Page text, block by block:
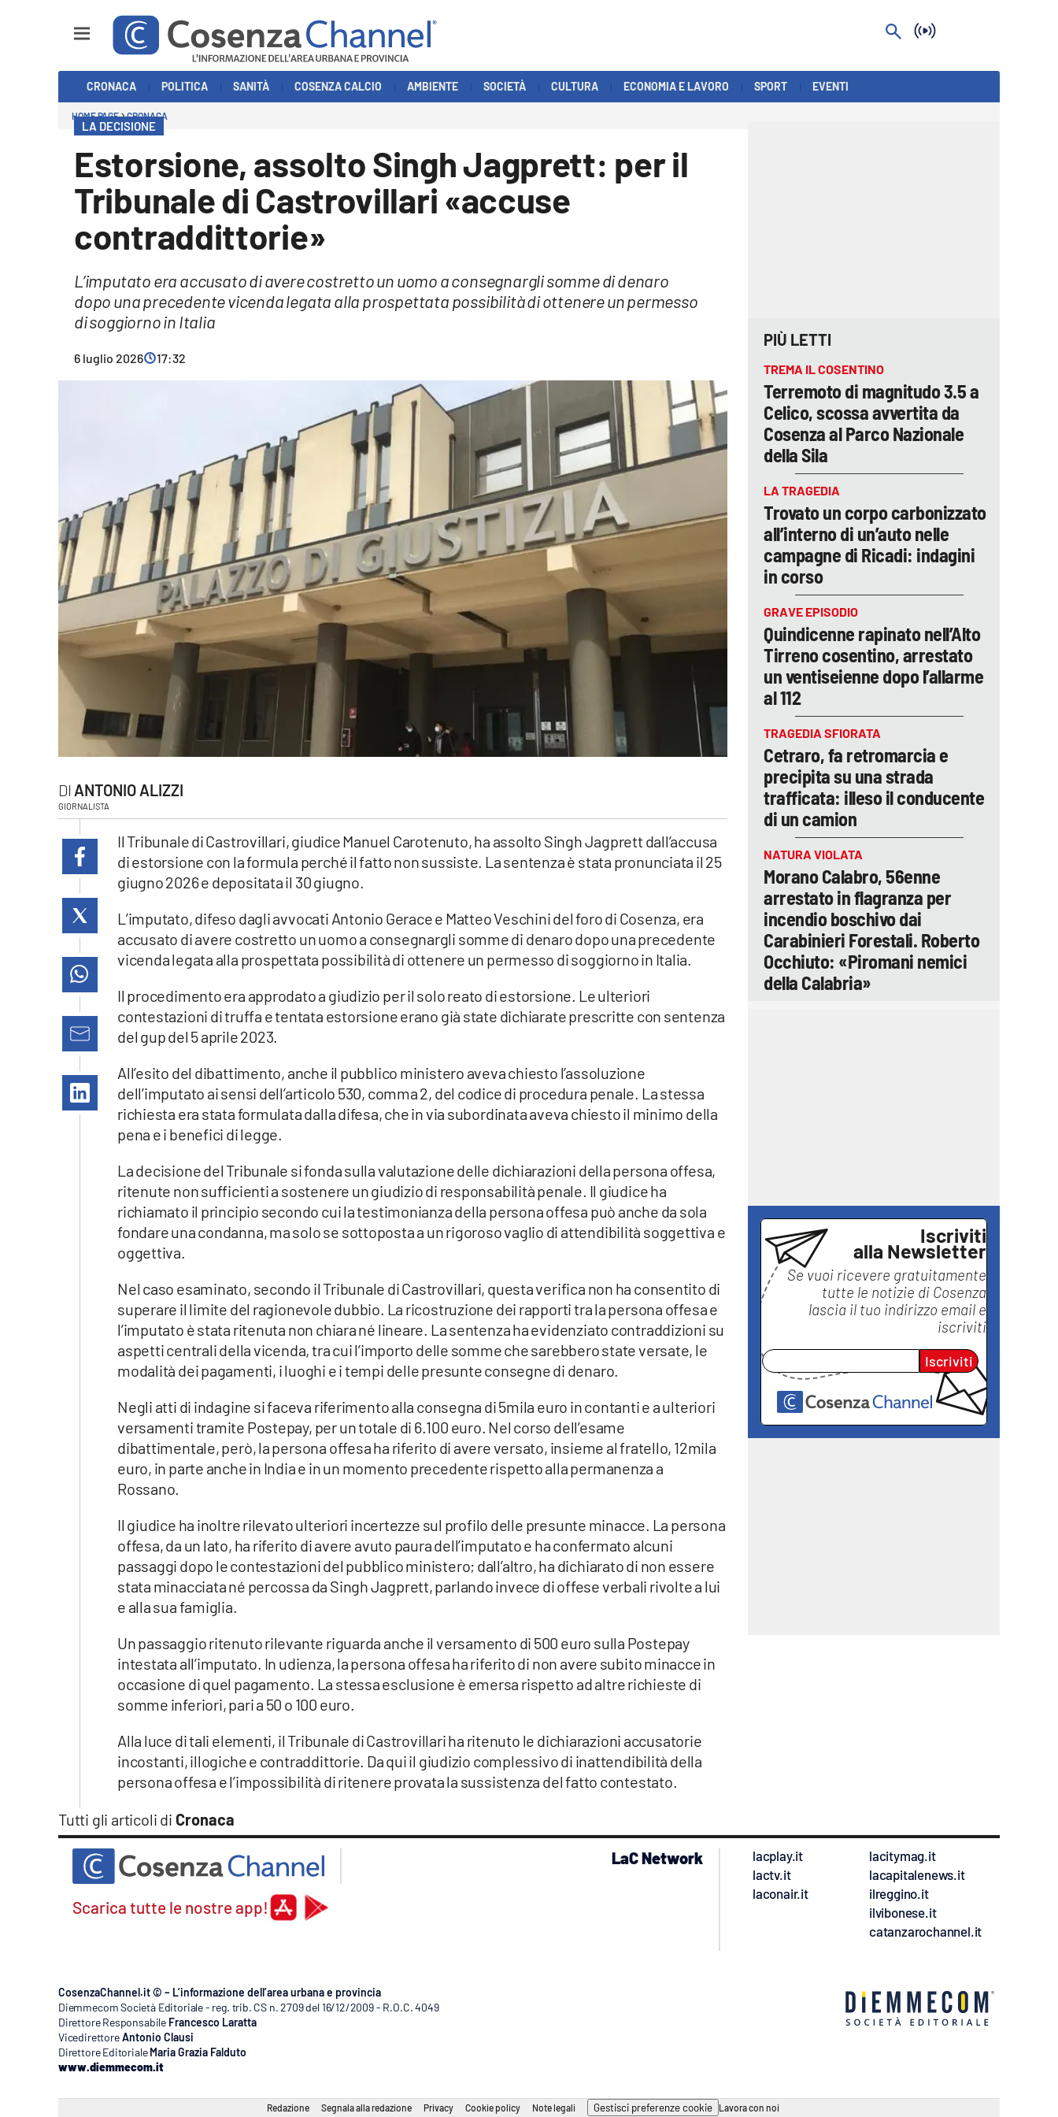
Economia e Lavoro
Lac Network
cosenzachannel.it
ilvibonese.it
catanzarochannel.it
lacapitalenews.it
CRONACA POLITICA SANITÀ COSENZA CALCIO AMBIENTE SOCIETÀ CULTURA ECONOMIA E LAVORO SPORT EVENTI
HOME PAGE CRONACA
LA DECISIONE
Estorsione, assolto Singh Jagprett: per il
Tribunale di Castrovillari «accuse
contraddittorie»
L’imputato era accusato di avere costretto un uomo a consegnargli somme di denaro
dopo una precedente vicenda legata alla prospettata possibilità di ottenere un permesso
di soggiorno in Italia
6 luglio 2026 17:32
ANTONIO ALIZZI
GIORNALISTA
Tutti gli articoli di Cronaca
Il Tribunale di Castrovillari, giudice Manuel Carotenuto, ha assolto Singh Jagprett dall’accusa
di estorsione con la formula perché il fatto non sussiste. La sentenza è stata pronunciata il 25
giugno 2026 e depositata il 30 giugno.
L’imputato, difeso dagli avvocati Antonio Gerace e Matteo Veschini del foro di Cosenza, era
accusato di avere costretto un uomo a consegnargli somme di denaro dopo una precedente
vicenda legata alla prospettata possibilità di ottenere un permesso di soggiorno in Italia.
Il procedimento era approdato a giudizio per il solo reato di estorsione. Le ulteriori
contestazioni di truffa e tentata estorsione erano già state dichiarate prescritte con sentenza
del gup del 5 aprile 2023.
All’esito del dibattimento, anche il pubblico ministero aveva chiesto l’assoluzione
dell’imputato ai sensi dell’articolo 530, comma 2, del codice di procedura penale. La stessa
richiesta era stata formulata dalla difesa, che in via subordinata aveva chiesto il minimo della
pena e i benefici di legge.
La decisione del Tribunale si fonda sulla valutazione delle dichiarazioni della persona offesa,
ritenute non sufficienti a sostenere un giudizio di responsabilità penale. Il giudice ha
richiamato il principio secondo cui la testimonianza della persona offesa può anche da sola
fondare una condanna, ma solo se sottoposta a un rigoroso vaglio di attendibilità soggettiva e
oggettiva.
Nel caso esaminato, secondo il Tribunale di Castrovillari, questa verifica non ha consentito di
superare il limite del ragionevole dubbio. La ricostruzione dei rapporti tra la persona offesa e
l’imputato è stata ritenuta non chiara né lineare. La sentenza ha evidenziato contraddizioni su
aspetti centrali della vicenda, tra cui l’importo delle somme che sarebbero state versate, le
modalità dei pagamenti, i luoghi e i tempi delle presunte consegne di denaro.
Negli atti di indagine si faceva riferimento alla consegna di 5mila euro in contanti e a ulteriori
versamenti tramite Postepay, per un totale di 6.100 euro. Nel corso dell’esame
dibattimentale, però, la persona offesa ha riferito di avere versato, insieme al fratello, 12mila
euro, in parte anche in India e in un momento precedente rispetto alla permanenza a
Rossano.
Il giudice ha inoltre rilevato ulteriori incertezze sul profilo delle presunte minacce. La persona
offesa, da un lato, ha riferito di avere avuto paura dell’imputato e ha confermato alcuni
passaggi dopo le contestazioni del pubblico ministero; dall’altro, ha dichiarato di non essere
stata minacciata né percossa da Singh Jagprett, parlando invece di offese verbali rivolte a lui
e alla sua famiglia.
Un passaggio ritenuto rilevante riguarda anche il versamento di 500 euro sulla Postepay
intestata all’imputato. In udienza, la persona offesa ha riferito di non avere subito minacce in
occasione di quel pagamento. La stessa esclusione è emersa rispetto ad altre richieste di
somme inferiori, pari a 50 o 100 euro.
Alla luce di tali elementi, il Tribunale di Castrovillari ha ritenuto le dichiarazioni accusatorie
incostanti, illogiche e contraddittorie. Da qui il giudizio complessivo di inattendibilità della
persona offesa e l’impossibilità di ritenere provata la sussistenza del fatto contestato.
PIÙ LETTI
TREMA IL COSENTINO
Terremoto di magnitudo 3.5 a
Celico, scossa avvertita da
Cosenza al Parco Nazionale
della Sila
LA TRAGEDIA
Trovato un corpo carbonizzato
all’interno di un’auto nelle
campagne di Ricadi: indagini
in corso
GRAVE EPISODIO
Quindicenne rapinato nell’Alto
Tirreno cosentino, arrestato
un ventiseienne dopo l’allarme
al 112
TRAGEDIA SFIORATA
Cetraro, fa retromarcia e
precipita su una strada
trafficata: illeso il conducente
di un camion
NATURA VIOLATA
Morano Calabro, 56enne
arrestato in flagranza per
incendio boschivo dai
Carabinieri Forestali. Roberto
Occhiuto: «Piromani nemici
della Calabria»
Iscriviti
alla Newsletter
Se vuoi ricevere gratuitamente
tutte le notizie di Cosenza
lascia il tuo indirizzo email e
iscriviti
Iscriviti
Scarica tutte le nostre app!
LaC Network
lacplay.it
lactv.it
laconair.it
lacitymag.it
lacapitalenews.it
ilreggino.it
ilvibonese.it
catanzarochannel.it
CosenzaChannel.it © – L’informazione dell’area urbana e provincia
Diemmecom Società Editoriale - reg. trib. CS n. 2709 del 16/12/2009 - R.O.C. 4049
Direttore Responsabile Francesco Laratta
VicedirettoreAntonio Clausi
Direttore Editoriale Maria Grazia Falduto
www.diemmecom.it
Redazione Segnala alla redazione Privacy Cookie policy Note legali Gestisci preferenze cookie Lavora con noi